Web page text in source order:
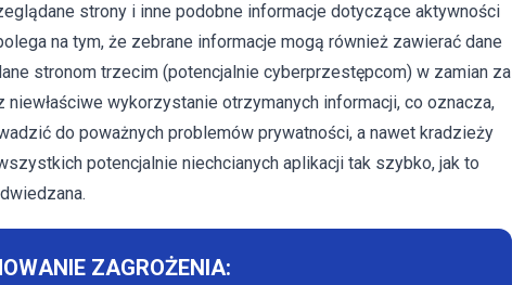
strony i inne podobne informacje dotyczące aktywności
na tym, że zebrane informacje mogą również zawierać dane
stronom trzecim (potencjalnie cyberprzestępcom) w zamian za
wykorzystanie otrzymanych informacji, co oznacza,
do poważnych problemów prywatności, a nawet kradzieży
potencjalnie niechcianych aplikacji tak szybko, jak to
ZAGROŻENIA: